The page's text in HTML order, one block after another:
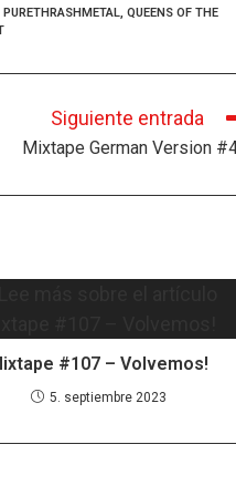
PURETHRASHMETAL, QUEENS OF THE
Siguiente entrada
Mixtape German Version
#107 – Volvemos!
5. septiembre 2023